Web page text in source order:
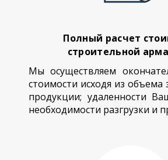
Полный расчет
строительной
Мы осуществляем
стоимости исходя из объема
продукции; удаленности
необходимости разгрузки и